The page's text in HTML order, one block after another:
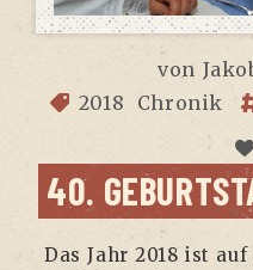
von
2018
Chronik
40.
Das Jahr 2018 ist